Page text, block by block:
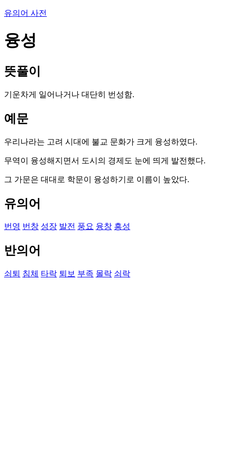
유의어 사전
융성
뜻풀이
기운차게 일어나거나 대단히 번성함.
예문
우리나라는 고려 시대에 불교 문화가 크게 융성하였다.
무역이 융성해지면서 도시의 경제도 눈에 띄게 발전했다.
그 가문은 대대로 학문이 융성하기로 이름이 높았다.
유의어
번영 번창 성장 발전 풍요 융창 흥성
반의어
쇠퇴 침체 타락 퇴보 부족 몰락 쇠락